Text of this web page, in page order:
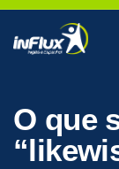
O que